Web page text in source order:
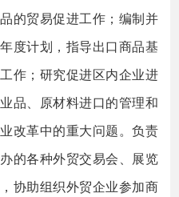
的贸易促进工作；编制并
度计划，指导出口商品基
作；研究促进区内企业进
品、原材料进口的管理和
改革中的重大问题。负责
的各种外贸交易会、展览
协助组织外贸企业参加商